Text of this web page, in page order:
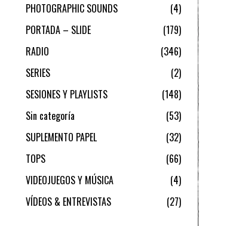
PHOTOGRAPHIC SOUNDS
4
PORTADA – SLIDE
179
RADIO
346
SERIES
2
SESIONES Y PLAYLISTS
148
Sin categoría
53
SUPLEMENTO PAPEL
32
TOPS
66
VIDEOJUEGOS Y MÚSICA
4
VÍDEOS & ENTREVISTAS
27